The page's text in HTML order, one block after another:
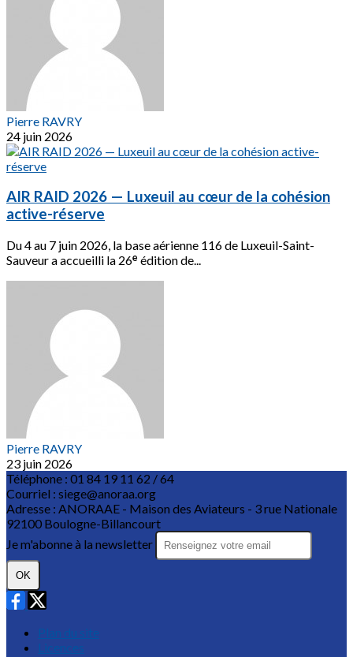
Pierre RAVRY
24 juin 2026
AIR RAID 2026 — Luxeuil au cœur de la cohésion
active-réserve
Du 4 au 7 juin 2026, la base aérienne 116 de Luxeuil-Saint-
Sauveur a accueilli la 26ᵉ édition de...
Pierre RAVRY
23 juin 2026
Téléphone : 01 84 19 11 62 / 64
Courriel : siege@anoraa.org
Adresse : ANORAAE - Maison des Aviateurs - 3 rue Nationale
92100 Boulogne-Billancourt
Je m'abonne à la newsletter
OK
Plan du site
Licences